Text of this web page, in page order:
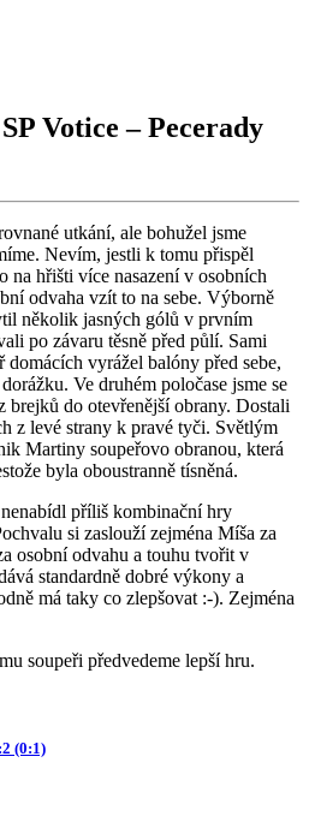
Votice – Pecerady
utkání, ale bohužel jsme
Nevím, jestli k tomu přispěl
na hřišti více nasazení v osobních
odvaha vzít to na sebe. Výborně
několik jasných gólů v prvním
po závaru těsně před půlí. Sami
vyrážel balóny před sebe,
Ve druhém poločase jsme se
brejků do otevřenější obrany. Dostali
z levé strany k pravé tyči. Světlým
Martiny soupeřovo obranou, která
byla oboustranně tísněná.
příliš kombinační hry
si zaslouží zejména Míša za
osobní odvahu a touhu tvořit v
standardně dobré výkony a
má taky co zlepšovat :-). Zejména
soupeři předvedeme lepší hru.
(0:1)